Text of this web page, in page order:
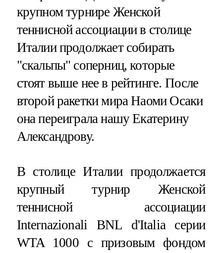
крупном турнире Женской
теннисной ассоциации в столице
Италии продолжает собирать
"скальпы" соперниц, которые
стоят выше нее в рейтинге. После
второй ракетки мира Наоми Осаки
она переиграла нашу Екатерину
Александрову.
В столице Италии продолжается
крупный турнир Женской
теннисной ассоциации
Internazionali BNL d'Italia серии
WTA 1000 с призовым фондом